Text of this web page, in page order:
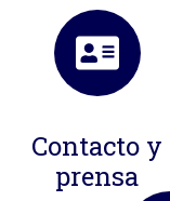
Contacto y
prensa